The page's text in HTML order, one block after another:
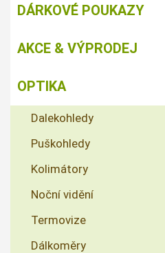
DÁRKOVÉ POUKAZY
AKCE & VÝPRODEJ
OPTIKA
Dalekohledy
Puškohledy
Kolimátory
Noční vidění
Termovize
Dálkoměry